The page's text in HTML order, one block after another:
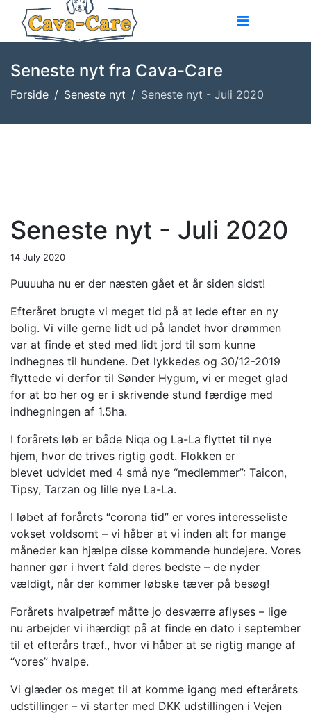
Seneste nyt fra Cava-Care
Forside Seneste nyt Seneste nyt - Juli 2020
Seneste nyt - Juli 2020
14 July 2020
Puuuuha nu er der næsten gået et år siden sidst!
Efteråret brugte vi meget tid på at lede efter en ny
bolig. Vi ville gerne lidt ud på landet hvor drømmen
var at finde et sted med lidt jord til som kunne
indhegnes til hundene. Det lykkedes og 30/12-2019
flyttede vi derfor til Sønder Hygum, vi er meget glad
for at bo her og er i skrivende stund færdige med
indhegningen af 1.5ha.
I forårets løb er både Niqa og La-La flyttet til nye
hjem, hvor de trives rigtig godt. Flokken er
blevet udvidet med 4 små nye “medlemmer”: Taicon,
Tipsy, Tarzan og lille nye La-La.
I løbet af forårets “corona tid” er vores interesseliste
vokset voldsomt – vi håber at vi inden alt for mange
måneder kan hjælpe disse kommende hundejere. Vores
hanner gør i hvert fald deres bedste – de nyder
vældigt, når der kommer løbske tæver på besøg!
Forårets hvalpetræf måtte jo desværre aflyses – lige
nu arbejder vi ihærdigt på at finde en dato i september
til et efterårs træf., hvor vi håber at se rigtig mange af
“vores” hvalpe.
Vi glæder os meget til at komme igang med efterårets
udstillinger – vi starter med DKK udstillingen i Vejen